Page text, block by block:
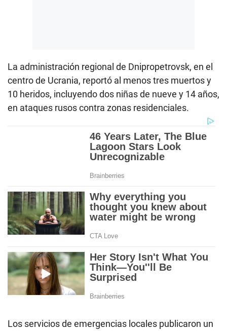
La administración regional de Dnipropetrovsk, en el
centro de Ucrania, reportó al menos tres muertos y
10 heridos, incluyendo dos niñas de nueve y 14 años,
en ataques rusos contra zonas residenciales.
Los servicios de emergencias locales publicaron un